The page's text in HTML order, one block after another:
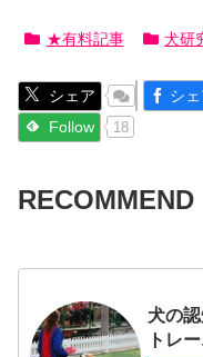
★有料記事 犬研
シェア シ
Follow 18
RECOMMEND
犬の
トレ